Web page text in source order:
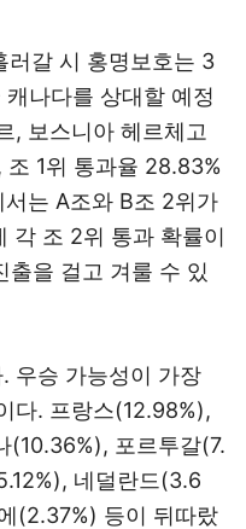
러갈 시 홍명보호는 3
나다를 상대할 예정
, 보스니아 헤르체고
1위 통과율 28.83%
는 A조와 B조 2위가
각 조 2위 통과 확률이
출을 걸고 겨룰 수 있
우승 가능성이 가장
다. 프랑스(12.98%),
(10.36%), 포르투갈(7.
네덜란드(3.6
(2.37%) 등이 뒤따랐